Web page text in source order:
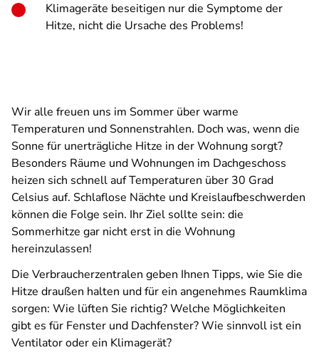
Klimageräte beseitigen nur die Symptome der
Hitze, nicht die Ursache des Problems!
Wir alle freuen uns im Sommer über warme
Temperaturen und Sonnenstrahlen. Doch was, wenn die
Sonne für unerträgliche Hitze in der Wohnung sorgt?
Besonders Räume und Wohnungen im Dachgeschoss
heizen sich schnell auf Temperaturen über 30 Grad
Celsius auf. Schlaflose Nächte und Kreislaufbeschwerden
können die Folge sein. Ihr Ziel sollte sein: die
Sommerhitze gar nicht erst in die Wohnung
hereinzulassen!
Die Verbraucherzentralen geben Ihnen Tipps, wie Sie die
Hitze draußen halten und für ein angenehmes Raumklima
sorgen: Wie lüften Sie richtig? Welche Möglichkeiten
gibt es für Fenster und Dachfenster? Wie sinnvoll ist ein
Ventilator oder ein Klimagerät?